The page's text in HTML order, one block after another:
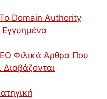
Domain Authority
Φιλικά Άρθρα Που
Διαβάζονται